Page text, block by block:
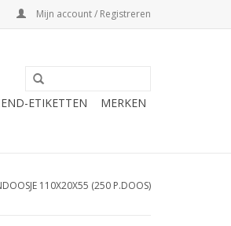
Mijn account / Registreren
ETIKETTEN MERKEN
110X20X55 (250 P.DOOS)